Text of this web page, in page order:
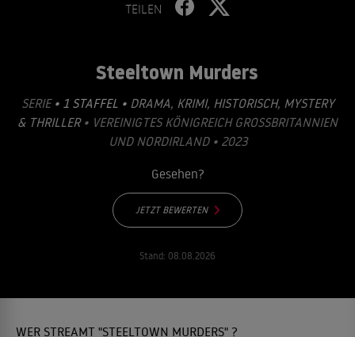
TEILEN
Steeltown Murders
SERIE • 1 STAFFEL • DRAMA, KRIMI, HISTORISCH, MYSTERY
& THRILLER• VEREINIGTES KÖNIGREICH GROSSBRITANNIEN U
ND NORDIRLAND • 2023
Gesehen?
JETZT BEWERTEN
Stand: 08.08.2026
WER STREAMT "STEELTOWN MURDERS" ?